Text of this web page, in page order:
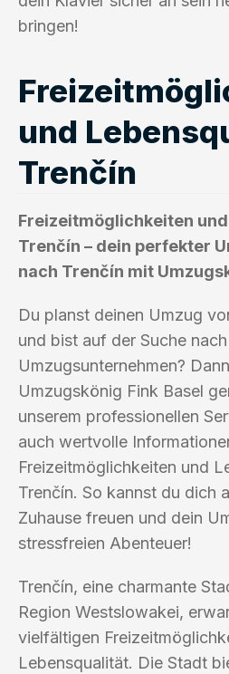
bringen!
und
Trenčín
Freizeitmöglichkeiten
Trenčín – dein perfekter
nach Trenčín mit
Du planst deinen Umzug
und bist auf der Suche
Umzugsunternehmen?
Umzugskönig Fink Basel
unserem professionellen
auch wertvolle
Freizeitmöglichkeiten und
Trenčín. So kannst du dich
Zuhause freuen und dein
stressfreien Abenteuer!
Trenčín, eine charmante
Region Westslowakei,
vielfältigen
Lebensqualität. Die Stadt